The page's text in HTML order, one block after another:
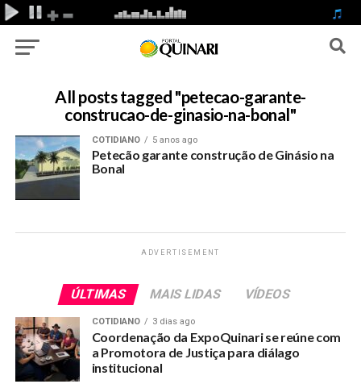
All posts tagged "petecao-garante-
construcao-de-ginasio-na-bonal"
COTIDIANO 5 anos ago
Petecão garante construção de Ginásio na
Bonal
ADVERTISEMENT
ÚLTIMAS MAIS LIDAS VÍDEOS
COTIDIANO 3 dias ago
Coordenação da ExpoQuinari se reúne com
a Promotora de Justiça para diálago
institucional